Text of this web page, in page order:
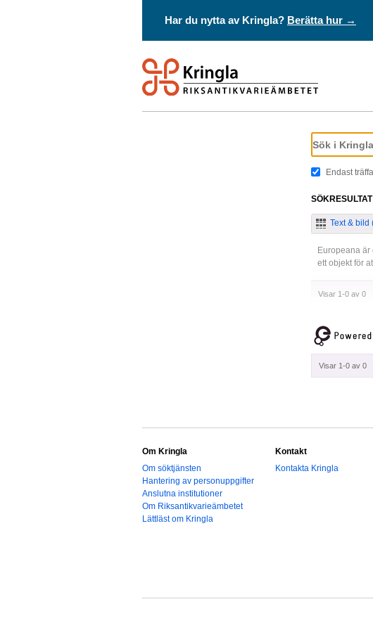
Har du nytta av Kringla? Berätta hur →
Endast
Text & bild
Europeana
ett objekt för
Visar 1-0 av 0
Visar 1-0 av 0
Om Kringla
Om söktjänsten
Hantering av personuppgifter
Anslutna institutioner
Om Riksantikvarieämbetet
Lättläst om Kringla
Kontakt
Kontakta Kringla